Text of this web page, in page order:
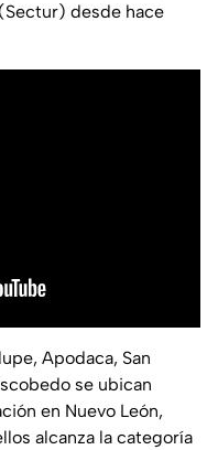
desde hace
Apodaca, San
se ubican
en Nuevo León,
alcanza la categoría